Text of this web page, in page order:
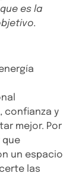
es la
confianza y
mejor. Por
que
un espacio
las